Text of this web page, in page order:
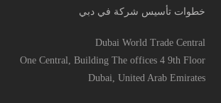
خطوات تأسيس شركة في دبي
Dubai World Trade Central
One Central, Building The offices 4 9th Floor
Dubai, United Arab Emirates